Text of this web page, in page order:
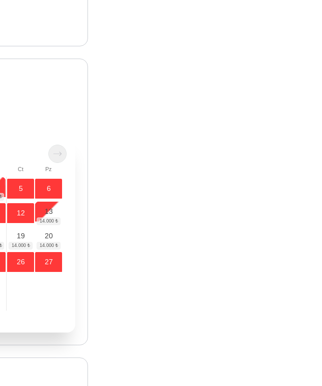
Ct Pz
5 6
12 13
19 20
26 27